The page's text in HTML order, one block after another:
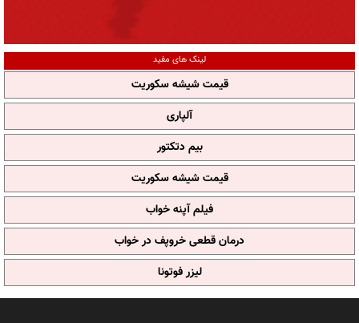
لینک های مفید
قیمت شیشه سکوریت
آلپاری
بیم دتکتور
قیمت شیشه سکوریت
فیلم آپنه خواب
درمان قطعی خروپف در خواب
لیزر فوتونا